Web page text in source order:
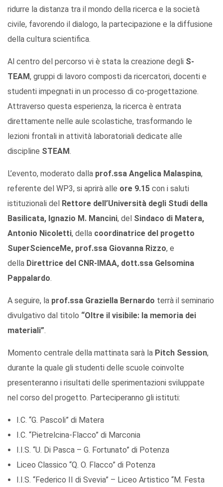
ridurre la distanza tra il mondo della ricerca e la società
civile, favorendo il dialogo, la partecipazione e la diffusione
della cultura scientifica.
Al centro del percorso vi è stata la creazione degli S-
TEAM, gruppi di lavoro composti da ricercatori, docenti e
studenti impegnati in un processo di co-progettazione.
Attraverso questa esperienza, la ricerca è entrata
direttamente nelle aule scolastiche, trasformando le
lezioni frontali in attività laboratoriali dedicate alle
discipline STEAM.
L’evento, moderato dalla prof.ssa Angelica Malaspina,
referente del WP3, si aprirà alle ore 9.15 con i saluti
istituzionali del
Rettore dell’Università degli Studi della
Basilicata, Ignazio M. Mancini, del Sindaco di Matera,
Antonio Nicoletti, della coordinatrice del progetto
SuperScienceMe, prof.ssa Giovanna Rizzo, e
della Direttrice del CNR-IMAA, dott.ssa Gelsomina
Pappalardo.
A seguire, la prof.ssa Graziella Bernardo terrà il seminario
divulgativo dal titolo “Oltre il visibile: la memoria dei
materiali”.
Momento centrale della mattinata sarà la Pitch Session,
durante la quale gli studenti delle scuole coinvolte
presenteranno i risultati delle sperimentazioni sviluppate
nel corso del progetto. Parteciperanno gli istituti:
I.C. “G. Pascoli” di Matera
I.C. “Pietrelcina-Flacco” di Marconia
I.I.S. “U. Di Pasca – G. Fortunato” di Potenza
Liceo Classico “Q. O. Flacco” di Potenza
I.I.S. “Federico II di Svevia” – Liceo Artistico “M. Festa